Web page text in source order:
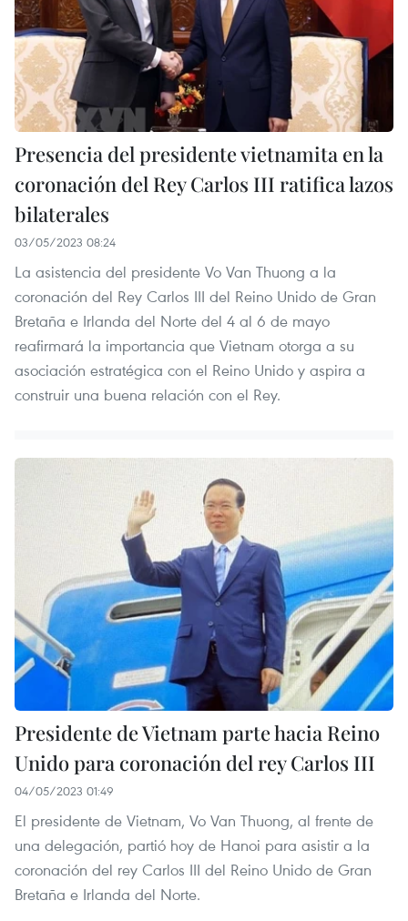
Presencia del presidente vietnamita en la
coronación del Rey Carlos III ratifica lazos
bilaterales
03/05/2023 08:24
La asistencia del presidente Vo Van Thuong a la
coronación del Rey Carlos III del Reino Unido de Gran
Bretaña e Irlanda del Norte del 4 al 6 de mayo
reafirmará la importancia que Vietnam otorga a su
asociación estratégica con el Reino Unido y aspira a
construir una buena relación con el Rey.
Presidente de Vietnam parte hacia Reino
Unido para coronación del rey Carlos III
04/05/2023 01:49
El presidente de Vietnam, Vo Van Thuong, al frente de
una delegación, partió hoy de Hanoi para asistir a la
coronación del rey Carlos III del Reino Unido de Gran
Bretaña e Irlanda del Norte.